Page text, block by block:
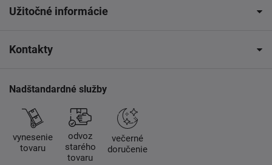
Užitočné informácie
Kontakty
Nadštandardné služby
vynesenie
tovaru
odvoz
starého
tovaru
večerné
doručenie